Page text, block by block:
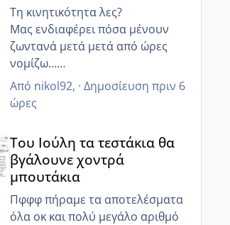
Τη κινητικότητα λες?
Μας ενδιαφέρει πόσα μένουν
ζωντανά μετά μετά από ώρες
νομίζω...
Γιατί ο άντρας μου έχει 85%
κινητικότητα, αλλα 6 ώρες μετά
μόνο 20% ζουν και 12 ώρες μετά
Γι αυτό μας είπε να κάνουμε πιο
στοχευμένα επαφή..
Μετά από κάποιες ώρες πόσα
ζουν?
Από nikol92, · Δημοσίευση πριν 6
ώρες
Του Ιούλη τα τεστάκια θα
βγάλουνε χοντρά
μπουτάκια
Πφφφ πήραμε τα αποτελέσματα
όλα οκ και πολύ μεγάλο αριθμό